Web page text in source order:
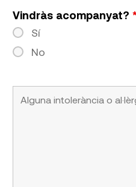
Vindràs acompanyat?
Sí
No